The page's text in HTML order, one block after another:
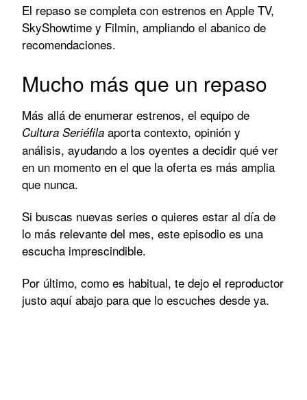
El repaso se completa con estrenos en Apple TV,
SkyShowtime y Filmin, ampliando el abanico de
recomendaciones.
Mucho más que un repaso
Más allá de enumerar estrenos, el equipo de
Cultura Seriéfila aporta contexto, opinión y
análisis, ayudando a los oyentes a decidir qué ver
en un momento en el que la oferta es más amplia
que nunca.
Si buscas nuevas series o quieres estar al día de
lo más relevante del mes, este episodio es una
escucha imprescindible.
Por último, como es habitual, te dejo el reproductor
justo aquí abajo para que lo escuches desde ya.